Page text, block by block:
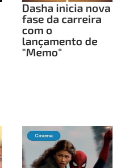
Dasha inicia nova
fase da carreira
com o
lançamento de
"Memo"
Cinema